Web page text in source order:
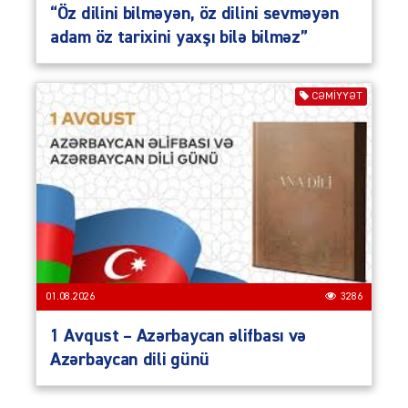
“Öz dilini bilməyən, öz dilini sevməyən
adam öz tarixini yaxşı bilə bilməz”
CƏMIYYƏT
01.08.2026 3286
1 Avqust – Azərbaycan əlifbası və
Azərbaycan dili günü